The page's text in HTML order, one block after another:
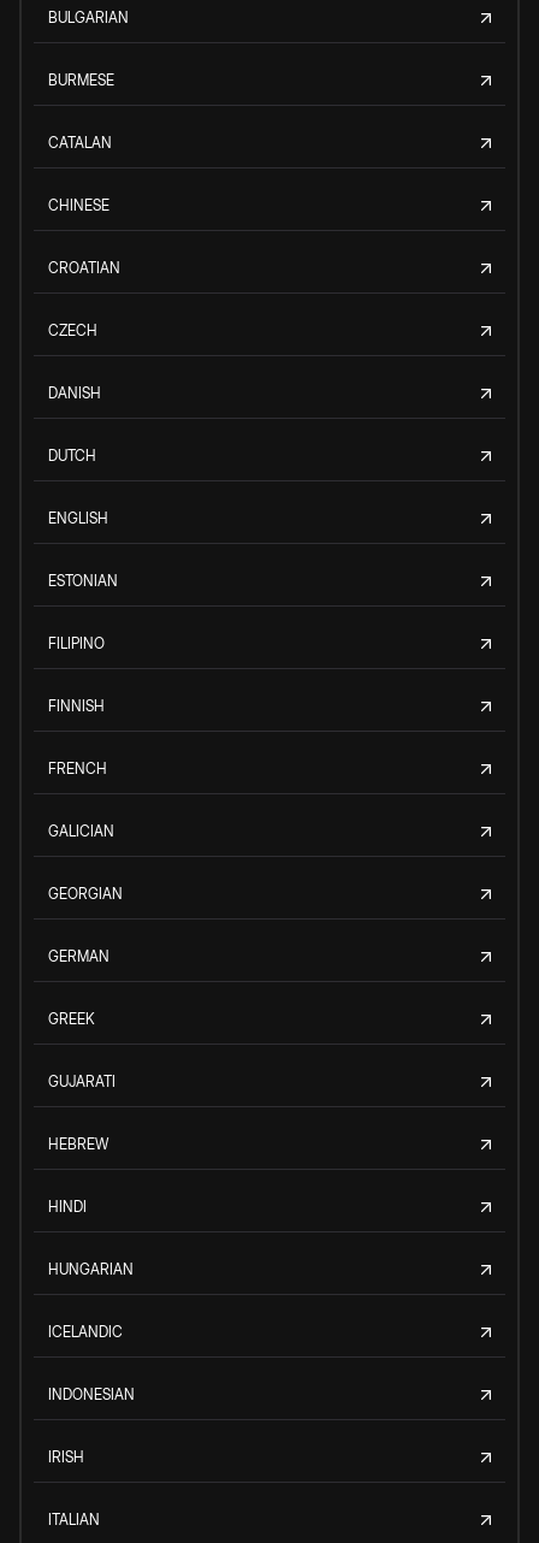
BULGARIAN
BURMESE
CATALAN
CHINESE
CROATIAN
CZECH
DANISH
DUTCH
ENGLISH
ESTONIAN
FILIPINO
FINNISH
FRENCH
GALICIAN
GEORGIAN
GERMAN
GREEK
GUJARATI
HEBREW
HINDI
HUNGARIAN
ICELANDIC
INDONESIAN
IRISH
ITALIAN